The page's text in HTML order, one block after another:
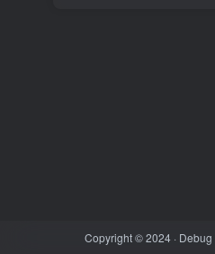
Copyright © 2024 · Debug